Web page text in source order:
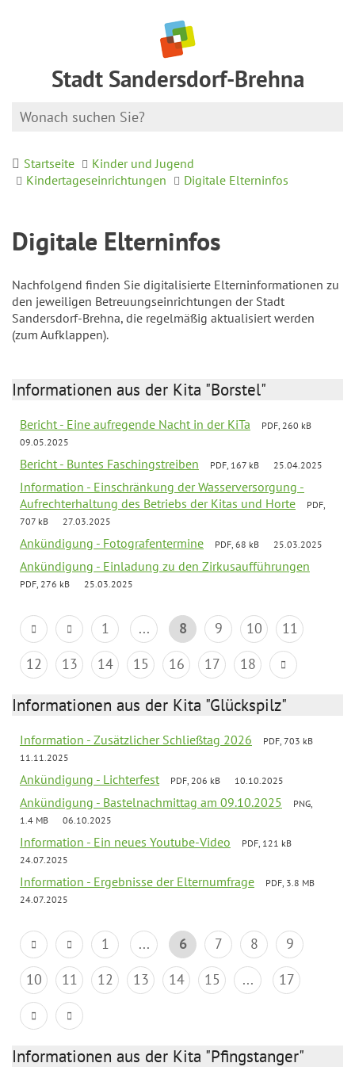
Stadt Sandersdorf-Brehna
Startseite
Kinder und Jugend
Kindertageseinrichtungen
Digitale Elterninfos
Digitale Elterninfos
Nachfolgend finden Sie digitalisierte Elterninformationen zu
den jeweiligen Betreuungseinrichtungen der Stadt
Sandersdorf-Brehna, die regelmäßig aktualisiert werden
(zum Aufklappen).
Informationen aus der Kita "Borstel"
Bericht - Eine aufregende Nacht in der KiTa
PDF, 260 kB
09.05.2025
Bericht - Buntes Faschingstreiben PDF, 167 kB 25.04.2025
Information - Einschränkung der Wasserversorgung -
Aufrechterhaltung des Betriebs der Kitas und Horte
PDF,
707 kB
27.03.2025
Ankündigung - Fotografentermine PDF, 68 kB 25.03.2025
Ankündigung - Einladung zu den Zirkusaufführungen
PDF, 276 kB 25.03.2025
1 ... 8 9 10
11
12
13 14 15 16 17 18
Informationen aus der Kita "Glückspilz"
Information - Zusätzlicher Schließtag 2026
PDF, 703 kB
11.11.2025
Ankündigung - Lichterfest PDF, 206 kB 10.10.2025
Ankündigung - Bastelnachmittag am 09.10.2025
PNG,
1.4 MB
06.10.2025
Information - Ein neues Youtube-Video
PDF, 121 kB
24.07.2025
Information - Ergebnisse der Elternumfrage
PDF, 3.8 MB
24.07.2025
1 ... 6 7 8
9
10
11 12 13 14 15 ... 17
Informationen aus der Kita "Pfingstanger"